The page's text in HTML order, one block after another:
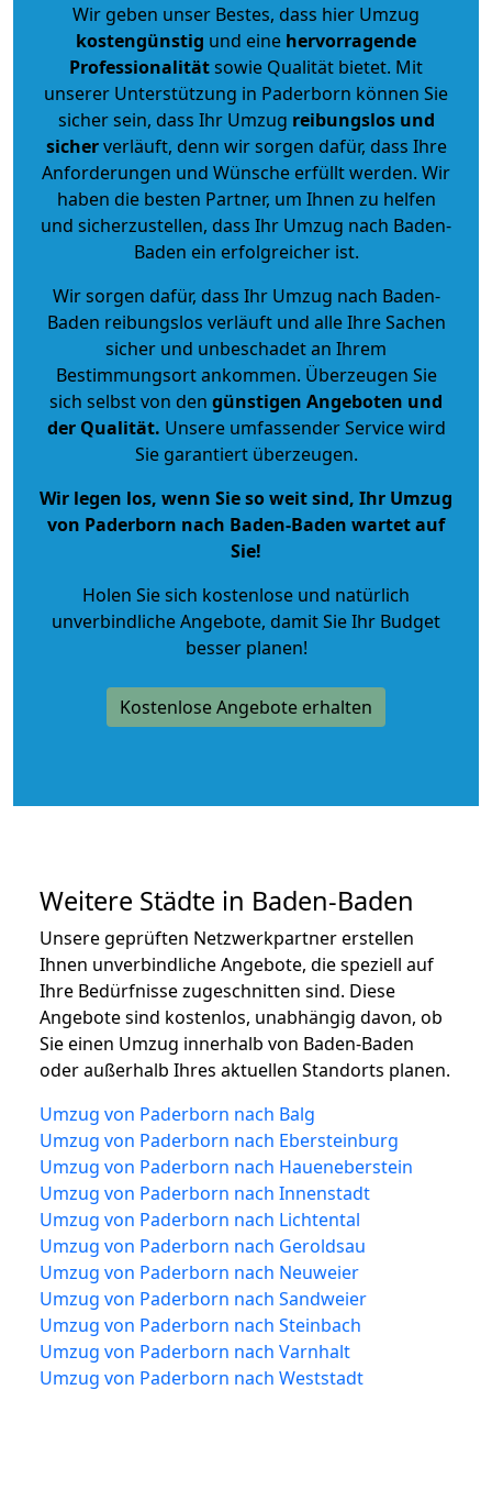
Wir geben unser Bestes, dass hier Umzug
kostengünstig und eine hervorragende
Professionalitätsowie Qualität bietet. Mit
unserer Unterstützung in Paderborn können Sie
sicher sein, dass Ihr Umzug reibungslos und
sicherverläuft, denn wir sorgen dafür, dass Ihre
Anforderungen und Wünsche erfüllt werden. Wir
haben die besten Partner, um Ihnen zu helfen
und sicherzustellen, dass Ihr Umzug nach Baden-
Baden ein erfolgreicher ist.
Wir sorgen dafür, dass Ihr Umzug nach Baden-
Baden reibungslos verläuft und alle Ihre Sachen
sicher und unbeschadet an Ihrem
Bestimmungsort ankommen. Überzeugen Sie
sich selbst von den günstigen Angeboten und
der Qualität. Unsere umfassender Service wird
Sie garantiert überzeugen.
Wir legen los, wenn Sie so weit sind, Ihr Umzug
von Paderborn nach Baden-Baden wartet auf
Sie!
Holen Sie sich kostenlose und natürlich
unverbindliche Angebote, damit Sie Ihr Budget
besser planen!
Kostenlose Angebote erhalten
Weitere Städte in Baden-Baden
Unsere geprüften Netzwerkpartner erstellen
Ihnen unverbindliche Angebote, die speziell auf
Ihre Bedürfnisse zugeschnitten sind. Diese
Angebote sind kostenlos, unabhängig davon, ob
Sie einen Umzug innerhalb von Baden-Baden
oder außerhalb Ihres aktuellen Standorts planen.
Umzug von Paderborn nach Balg
Umzug von Paderborn nach Ebersteinburg
Umzug von Paderborn nach Haueneberstein
Umzug von Paderborn nach Innenstadt
Umzug von Paderborn nach Lichtental
Umzug von Paderborn nach Geroldsau
Umzug von Paderborn nach Neuweier
Umzug von Paderborn nach Sandweier
Umzug von Paderborn nach Steinbach
Umzug von Paderborn nach Varnhalt
Umzug von Paderborn nach Weststadt